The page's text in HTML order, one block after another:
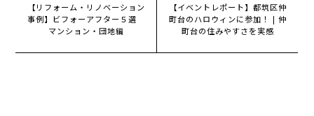
【リフォーム・リノベーション
事例】ビフォーアフター５選
マンション・団地編
【イベントレポート】都筑区仲
町台のハロウィンに参加！ | 仲
町台の住みやすさを実感